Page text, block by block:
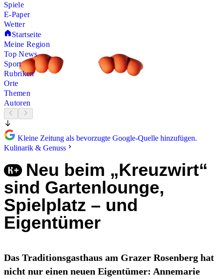
Spiele
E-Paper
Wetter
Startseite
Meine Region
Top News
Sport
Rubriken
Orte
Themen
Autoren
Kleine Zeitung als bevorzugte Google-Quelle hinzufügen.
Kulinarik & Genuss
Neu beim „Kreuzwirt“
sind Gartenlounge,
Spielplatz – und
Eigentümer
Das Traditionsgasthaus am Grazer Rosenberg hat
nicht nur einen neuen Eigentümer: Annemarie